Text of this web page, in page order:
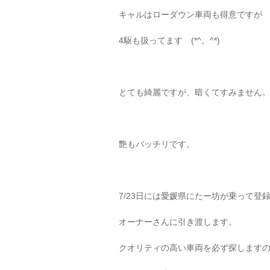
キャルはローダウン車両も得意ですが
4駆も扱ってます (*^。^*)
とても綺麗ですが、暗くてすみません。
艶もバッチリです。
7/23日には愛媛県にたー坊が乗って登
オーナーさんに引き渡します。
クオリティの高い車両を必ず探します